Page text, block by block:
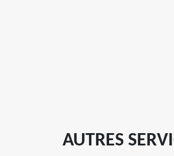
AUTRES